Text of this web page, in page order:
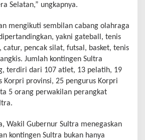
Selatan,” ungkapnya.
mengikuti sembilan cabang olahraga
yakni gateball, tenis
catur, pencak silat, futsal, basket, tenis
Jumlah kontingen Sultra
terdiri dari 107 atlet, 13 pelatih, 19
Korpri provinsi, 25 pengurus Korpri
5 orang perwakilan perangkat
Wakil Gubernur Sultra menegaskan
kontingen Sultra bukan hanya